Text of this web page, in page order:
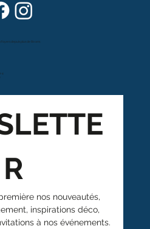
4
foyers depuis plus de 80 ans
R
nos nouveautés,
inspirations déco,
à nos événements.